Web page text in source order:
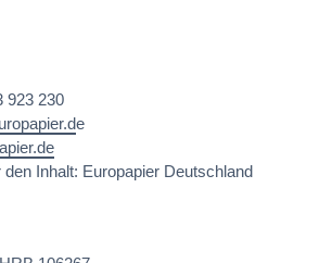
923 230
e
Inhalt: Europapier Deutschland